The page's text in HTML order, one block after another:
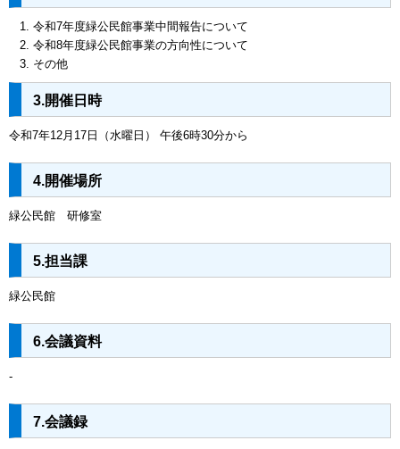
令和7年度緑公民館事業中間報告について
令和8年度緑公民館事業の方向性について
その他
3.開催日時
令和7年12月17日（水曜日） 午後6時30分から
4.開催場所
緑公民館 研修室
5.担当課
緑公民館
6.会議資料
-
7.会議録